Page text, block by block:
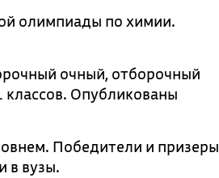
олимпиады по химии.
очный, отборочный
Опубликованы
Победители и призеры
в вузы.